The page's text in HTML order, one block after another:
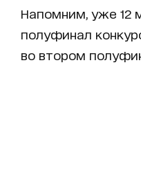
Напомним, уже 12
полуфинал
во втором